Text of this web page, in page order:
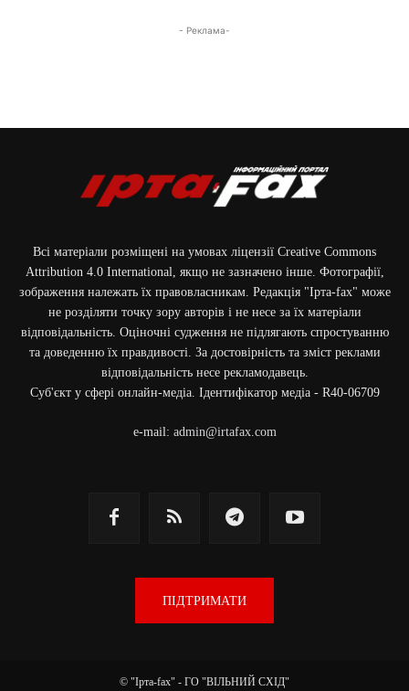
- Реклама-
Всі матеріали розміщені на умовах ліцензії Creative Commons
Attribution 4.0 International, якщо не зазначено інше. Фотографії,
зображення належать їх правовласникам. Редакція "Ірта-fax" може
не розділяти точку зору авторів і не несе за їх матеріали
відповідальність. Оціночні судження не підлягають спростуванню
та доведенню їх правдивості. За достовірність та зміст реклами
відповідальність несе рекламодавець.
Cуб'єкт у сфері онлайн-медіа. Ідентифікатор медіа - R40-06709
e-mail: admin@irtafax.com
ПІДТРИМАТИ
© "Ірта-fax" - ГО "ВІЛЬНИЙ СХІД"